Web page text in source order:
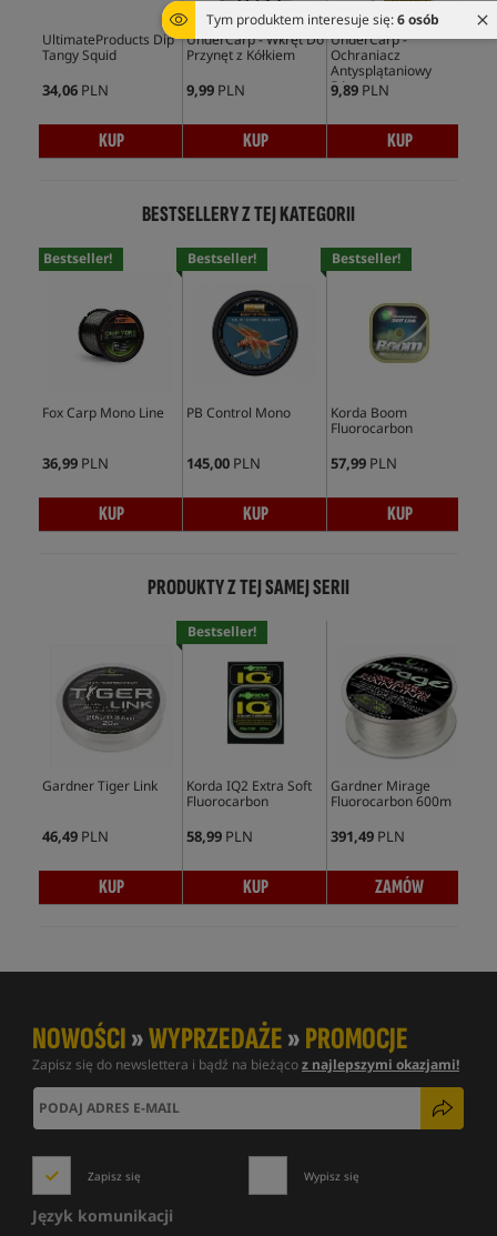
Tym produktem interesuje się:6 osób
UltimateProducts Dip
Tangy Squid
34,06 PLN
KUP
UnderCarp - Wkręt Do
Przynęt z Kółkiem
9,99 PLN
KUP
UnderCarp -
Ochraniacz
Antysplątaniowy
54mm
9,89 PLN
KUP
BESTSELLERY Z TEJ KATEGORII
Bestseller!
Fox Carp Mono Line
36,99 PLN
KUP
Bestseller!
PB Control Mono
145,00 PLN
KUP
Bestseller!
Korda Boom
Fluorocarbon
57,99 PLN
KUP
PRODUKTY Z TEJ SAMEJ SERII
Gardner Tiger Link
46,49 PLN
KUP
Bestseller!
Korda IQ2 Extra Soft
Fluorocarbon
58,99 PLN
KUP
Gardner Mirage
Fluorocarbon 600m
391,49 PLN
ZAMÓW
NOWOŚCI»WYPRZEDAŻE»PROMOCJE
Zapisz się do newslettera i bądź na bieżącoz najlepszymi okazjami!
Zapisz się Wypisz się
Język komunikacji